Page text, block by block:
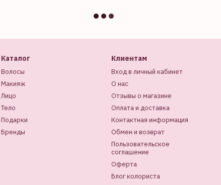
Каталог
Волосы
Макияж
Лицо
Тело
Подарки
Бренды
Клиентам
Вход в личный кабинет
О нас
Отзывы о магазине
Оплата и доставка
Контактная информация
Обмен и возврат
Пользовательское
соглашение
Оферта
Блог колориста